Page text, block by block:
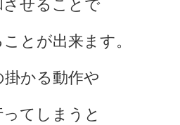
とが出来ます。
かる動作や
てしまうと